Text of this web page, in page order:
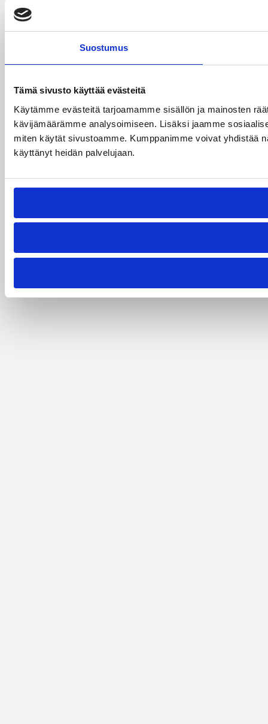
Suostumus
Tämä sivusto käyttää evästeitä
Käytämme evästeitä tarjoamamme sisällön ja mainosten
kävijämäärämme analysoimiseen. Lisäksi jaamme
miten käytät sivustoamme. Kumppanimme voivat yhdistää
käyttänyt heidän palvelujaan.